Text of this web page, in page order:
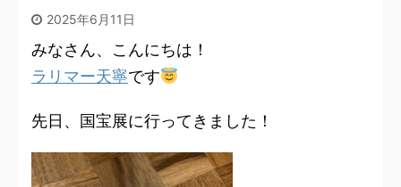
2025年6月11日
みなさん、こんにちは！
ラリマー天寧です
先日、国宝展に行ってきました！